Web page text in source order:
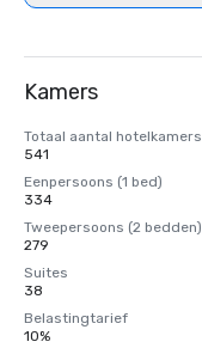
Kamers
Totaal aantal hotelkamers
541
Eenpersoons (1 bed)
334
Tweepersoons (2 bedden)
279
Suites
38
Belastingtarief
10%